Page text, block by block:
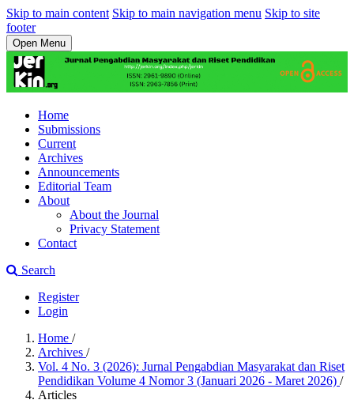
Skip to main content Skip to main navigation menu Skip to site
footer
Open Menu
Home
Submissions
Current
Archives
Announcements
Editorial Team
About
About the Journal
Privacy Statement
Contact
Search
Register
Login
Home /
Archives /
Vol. 4 No. 3 (2026): Jurnal Pengabdian Masyarakat dan Riset
Pendidikan Volume 4 Nomor 3 (Januari 2026 - Maret 2026) /
Articles